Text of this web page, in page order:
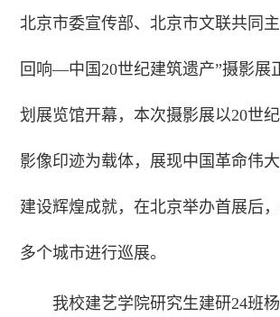
北京市委宣传部、北京市文联共同
回响—中国20世纪建筑遗产”摄影展
划展览馆开幕，本次摄影展以20世
影像印迹为载体，展现中国革命伟
建设辉煌成就，在北京举办首展后
多个城市进行巡展。
我校建艺学院研究生建研24班